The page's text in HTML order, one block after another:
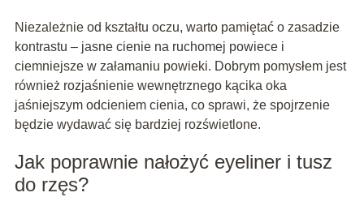
Niezależnie od kształtu oczu, warto pamiętać o zasadzie
kontrastu – jasne cienie na ruchomej powiece i
ciemniejsze w załamaniu powieki. Dobrym pomysłem jest
również rozjaśnienie wewnętrznego kącika oka
jaśniejszym odcieniem cienia, co sprawi, że spojrzenie
będzie wydawać się bardziej rozświetlone.
Jak poprawnie nałożyć eyeliner i tusz
do rzęs?